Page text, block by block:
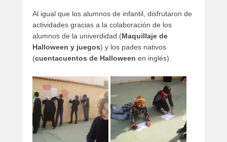
Al igual que los alumnos de infantil, disfrutaron de
actividades gracias a la colaboración de los
alumnos de la univerdidad (Maquillaje de
Halloween y juegos) y los pades nativos
(cuentacuentos de Halloween en inglés).